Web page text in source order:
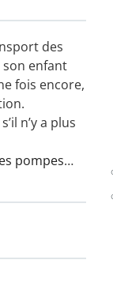
des
son enfant
fois encore,
n’y a plus
pompes…